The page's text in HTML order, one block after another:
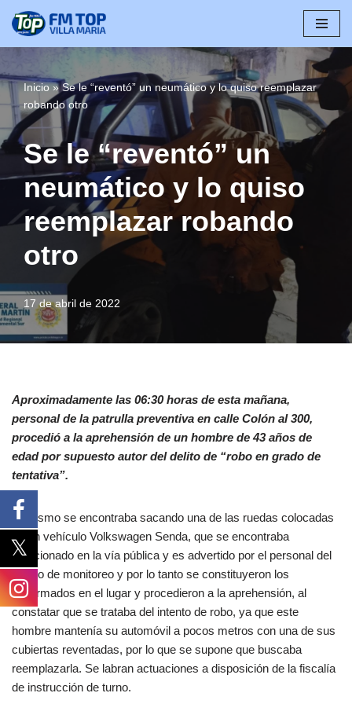
contenido
Inicio»Se le “reventó” un neumático y lo quiso reemplazar
robando otro
Se le “reventó” un
neumático y lo quiso
reemplazar robando
otro
17 de abril de 2022
Aproximadamente las 06:30 horas de esta mañana,
personal de la patrulla preventiva en calle Colón al 300,
procedió a la aprehensión de un hombre de 43 años de
edad por supuesto autor del delito de “robo en grado de
tentativa”.
El mismo se encontraba sacando una de las ruedas colocadas
de un vehículo Volkswagen Senda, que se encontraba
estacionado en la vía pública y es advertido por el personal del
centro de monitoreo y por lo tanto se constituyeron los
uniformados en el lugar y procedieron a la aprehensión, al
constatar que se trataba del intento de robo, ya que este
hombre mantenía su automóvil a pocos metros con una de sus
cubiertas reventadas, por lo que se supone que buscaba
reemplazarla. Se labran actuaciones a disposición de la fiscalía
de instrucción de turno.